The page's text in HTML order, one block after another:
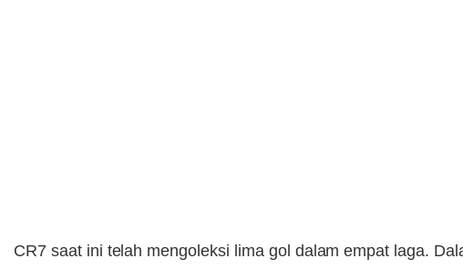
CR7 saat ini telah mengoleksi lima gol dalam empat laga.